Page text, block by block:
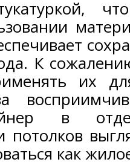
К
их
в
потолков
как